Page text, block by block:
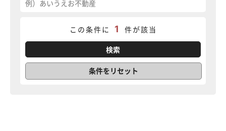
この条件に 1 件が該当
条件をリセット